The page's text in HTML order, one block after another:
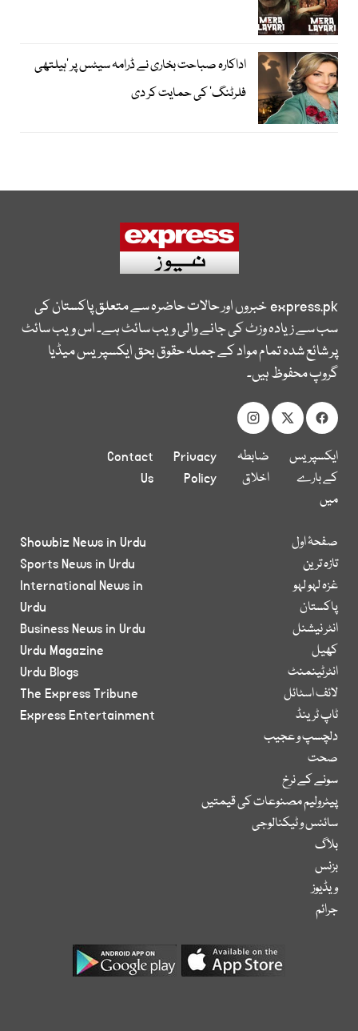
اداکارہ صباحت بخاری نے ڈرامہ سیٹس پر ’ہیلتھی
فلرٹنگ‘ کی حمایت کر دی
express.pkخبروں اور حالات حاضرہ سے متعلق پاکستان کی
سب سے زیادہ وزٹ کی جانے والی ویب سائٹ ہے۔ اس ویب سائٹ
پر شائع شدہ تمام مواد کے جملہ حقوق بحق ایکسپریس میڈیا
گروپ محفوظ ہیں۔
ایکسپریس
کے بارے
میں
ضابطہ
اخلاق
Privacy
Policy
Contact
Us
صفحۂ اول
تازہ ترین
غزہ لہو لہو
پاکستان
انٹر نیشنل
کھیل
انٹرٹینمنٹ
لائف اسٹائل
ٹاپ ٹرینڈ
دلچسپ و عجیب
صحت
سونے کے نرخ
پیٹرولیم مصنوعات کی قیمتیں
سائنس و ٹیکنالوجی
بلاگ
بزنس
ویڈیوز
جرائم
Showbiz News in Urdu
Sports News in Urdu
International News in
Urdu
Business News in Urdu
Urdu Magazine
Urdu Blogs
The Express Tribune
Express Entertainment